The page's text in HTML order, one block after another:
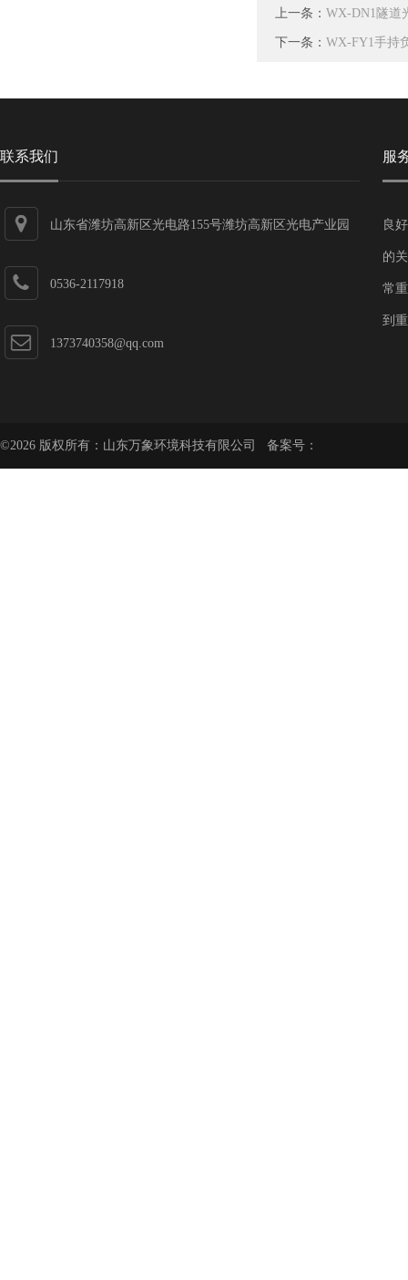
上一条： WX-DN1隧道
下一条： WX-FY1手持
联系我们
山东省潍坊高新区光电路155号潍坊高新区光电产业园
0536-2117918
1373740358@qq.com
服
良
的
常
到
©2026 版权所有：山东万象环境科技有限公司 备案号：